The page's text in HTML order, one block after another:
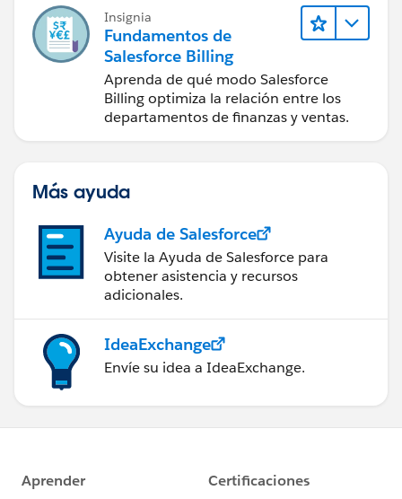
Insignia
Fundamentos de
Salesforce Billing
Aprenda de qué modo Salesforce
Billing optimiza la relación entre los
departamentos de finanzas y ventas.
Más ayuda
Ayuda de Salesforce
Visite la Ayuda de Salesforce para
obtener asistencia y recursos
adicionales.
IdeaExchange
Envíe su idea a IdeaExchange.